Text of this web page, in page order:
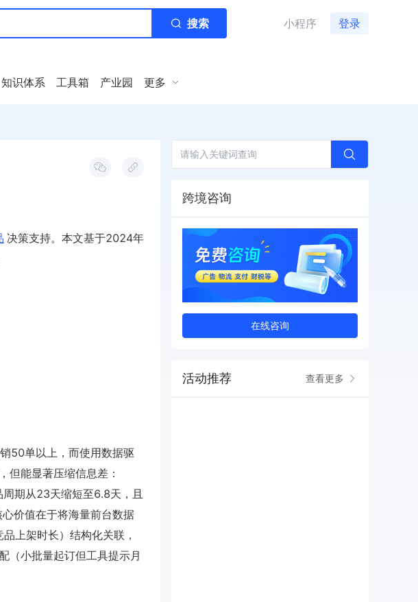
搜索 小程序 登录
知识体系 工具箱 产业园 更多
决策支持。本文基于2024年
50单以上，而使用数据驱
但能显著压缩信息差：
期从23天缩短至6.8天，且
心价值在于将海量前台数据
上架时长）结构化关联，
（小批量起订但工具提示月
跨境咨询
在线咨询
活动推荐 查看更多